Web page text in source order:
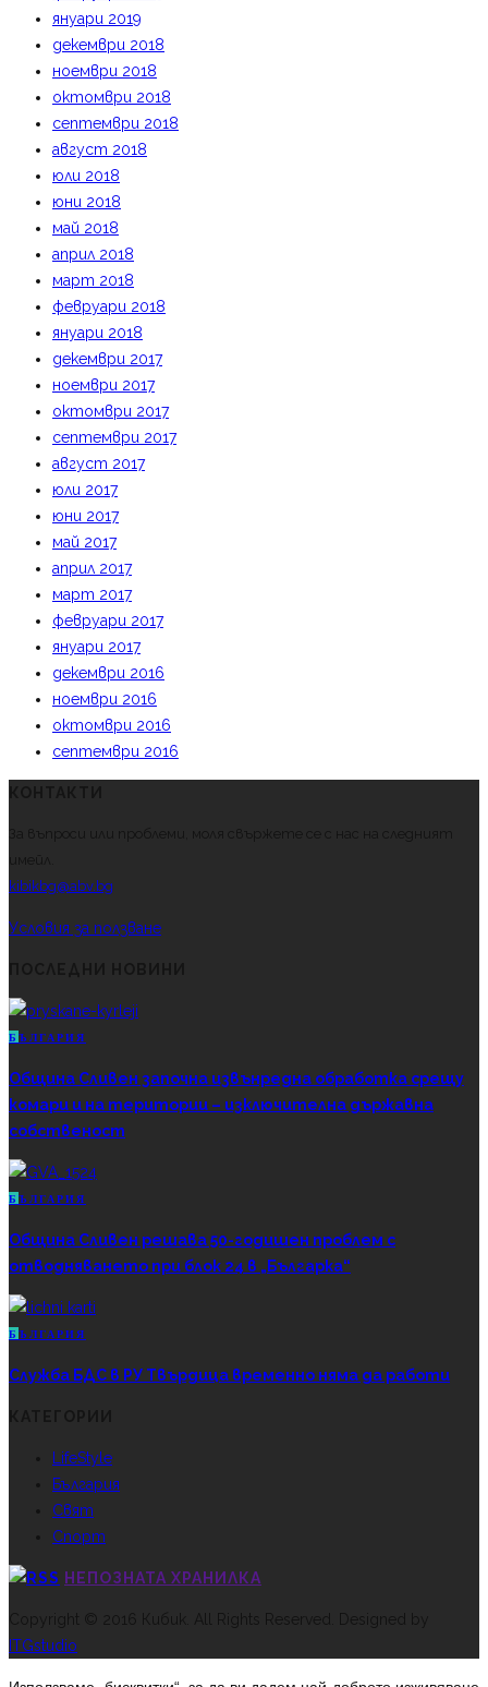
януари 2019
декември 2018
ноември 2018
октомври 2018
септември 2018
август 2018
юли 2018
юни 2018
май 2018
април 2018
март 2018
февруари 2018
януари 2018
декември 2017
ноември 2017
октомври 2017
септември 2017
август 2017
юли 2017
юни 2017
май 2017
април 2017
март 2017
февруари 2017
януари 2017
декември 2016
ноември 2016
октомври 2016
септември 2016
За въпроси или проблеми, моля свържете се с нас на следният
имейл.
kibikbg@abv.bg
Условия за ползване
Б ЪЛГАРИЯ
Община Сливен започна извънредна обработка срещу
комари и на територии – изключителна държавна
собственост
Б ЪЛГАРИЯ
Община Сливен решава 50-годишен проблем с
отводняването при блок 24 в „Българка“
Б ЪЛГАРИЯ
Служба БДС в РУ Твърдица временно няма да работи
LifeStyle
България
Свят
Спорт
НЕПОЗНАТА ХРАНИЛКА
Copyright © 2016 Кибик. All Rights Reserved. Designed by
ITGstudio